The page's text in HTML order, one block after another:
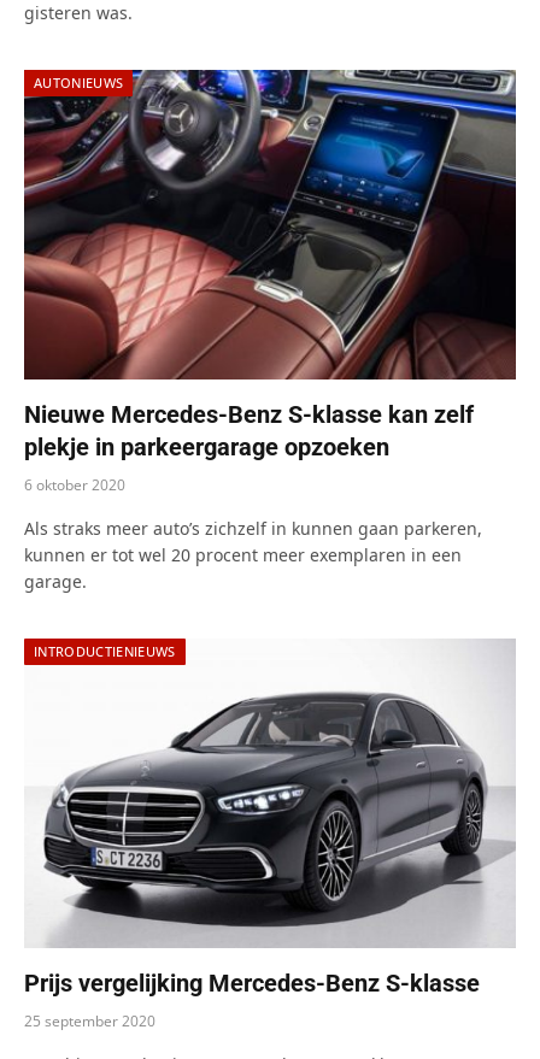
gisteren was.
AUTONIEUWS
Nieuwe Mercedes-Benz S-klasse kan zelf
plekje in parkeergarage opzoeken
6 oktober 2020
Als straks meer auto’s zichzelf in kunnen gaan parkeren,
kunnen er tot wel 20 procent meer exemplaren in een
garage.
INTRODUCTIENIEUWS
Prijs vergelijking Mercedes-Benz S-klasse
25 september 2020